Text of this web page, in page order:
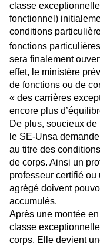
classe
fonctionnel)
conditions
fonctions
sera finalement
effet, le ministère
de fonctions ou de
« des carrières
encore plus
De plus, soucieux de
le SE-Unsa
au titre des
de corps. Ainsi un
professeur certifié ou
agrégé doivent
accumulés.
Après une montée
classe
corps. Elle devient